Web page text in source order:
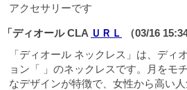
アクセサリーです
「ディオール CLA ＵＲＬ
（03/16
「ディオール ネックレス」は、ディ
ョン「 」のネックレスです。月をモ
なデザインが特徴で、女性から高い